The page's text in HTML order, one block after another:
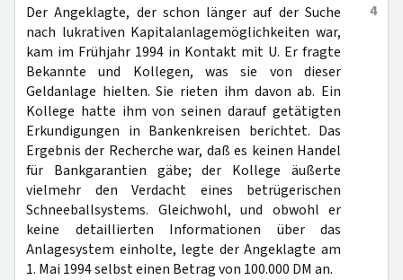
4
Der Angeklagte, der schon länger auf der Suche
nach lukrativen Kapitalanlagemöglichkeiten war,
kam im Frühjahr 1994 in Kontakt mit U. Er fragte
Bekannte und Kollegen, was sie von dieser
Geldanlage hielten. Sie rieten ihm davon ab. Ein
Kollege hatte ihm von seinen darauf getätigten
Erkundigungen in Bankenkreisen berichtet. Das
Ergebnis der Recherche war, daß es keinen Handel
für Bankgarantien gäbe; der Kollege äußerte
vielmehr den Verdacht eines betrügerischen
Schneeballsystems. Gleichwohl, und obwohl er
keine detaillierten Informationen über das
Anlagesystem einholte, legte der Angeklagte am
1. Mai 1994 selbst einen Betrag von 100.000 DM an.